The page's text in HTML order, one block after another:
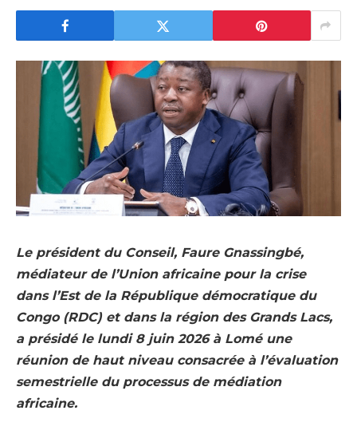
Le président du Conseil, Faure Gnassingbé,
médiateur de l’Union africaine pour la crise
dans l’Est de la République démocratique du
Congo (RDC) et dans la région des Grands Lacs,
a présidé le lundi 8 juin 2026 à Lomé une
réunion de haut niveau consacrée à l’évaluation
semestrielle du processus de médiation
africaine.